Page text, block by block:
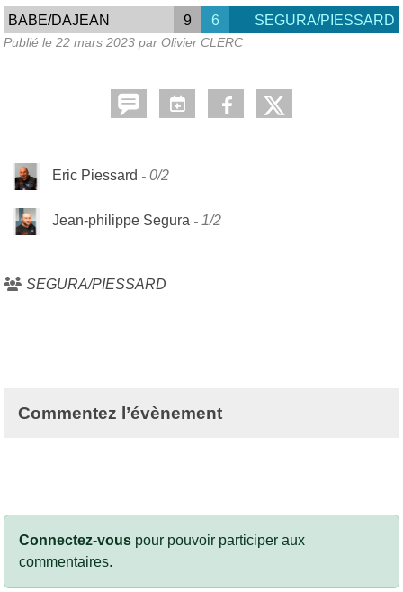
BABE/DAJEAN 9 6 SEGURA/PIESSARD
Publié le 22 mars 2023 par Olivier CLERC
Eric Piessard 0/2
Jean-philippe Segura 1/2
SEGURA/PIESSARD
Commentez l’évènement
Connectez-vous pour pouvoir participer aux
commentaires.